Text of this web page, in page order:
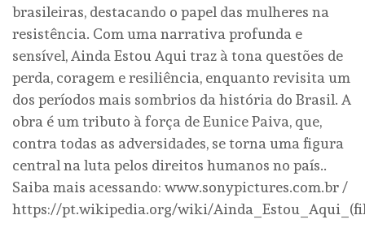
brasileiras, destacando o papel das mulheres na
resistência. Com uma narrativa profunda e
sensível, Ainda Estou Aqui traz à tona questões de
perda, coragem e resiliência, enquanto revisita um
dos períodos mais sombrios da história do Brasil. A
obra é um tributo à força de Eunice Paiva, que,
contra todas as adversidades, se torna uma figura
central na luta pelos direitos humanos no país..
Saiba mais acessando: www.sonypictures.com.br /
https://pt.wikipedia.org/wiki/